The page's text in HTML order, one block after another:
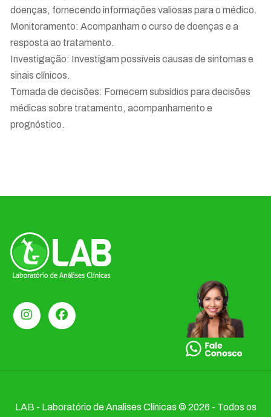
doenças, fornecendo informações valiosas para o médico.
Monitoramento: Acompanham o curso de doenças e a
resposta ao tratamento.
Investigação: Investigam possíveis causas de sintomas e
sinais clínicos.
Tomada de decisões: Fornecem subsídios para decisões
médicas sobre tratamento, acompanhamento e
prognóstico.
LAB - Laboratório de Analises Clínicas © 2026 - Todos os